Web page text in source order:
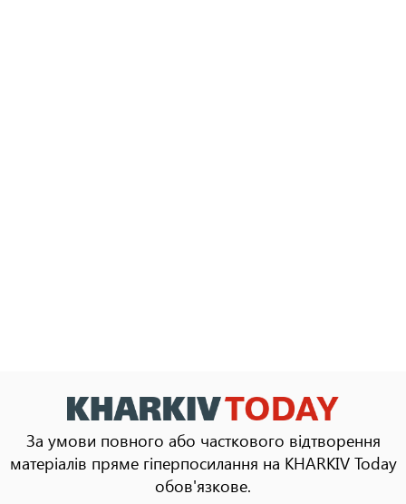
За умови повного або часткового відтворення
матеріалів пряме гіперпосилання на KHARKIV Today
обов'язкове.